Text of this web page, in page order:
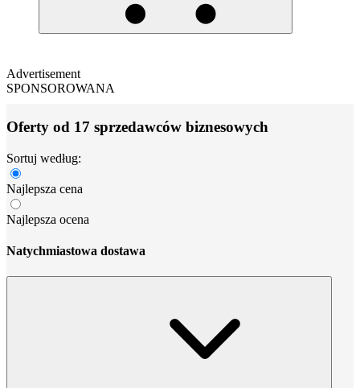
Advertisement
SPONSOROWANA
Oferty od 17 sprzedawców biznesowych
Sortuj według:
Najlepsza cena
Najlepsza ocena
Natychmiastowa dostawa